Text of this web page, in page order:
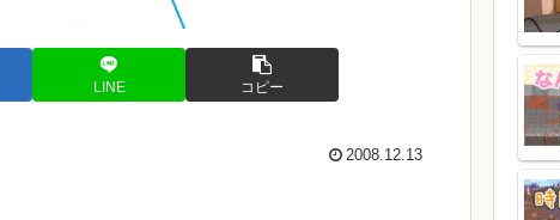
LINE コピー
2008.12.13